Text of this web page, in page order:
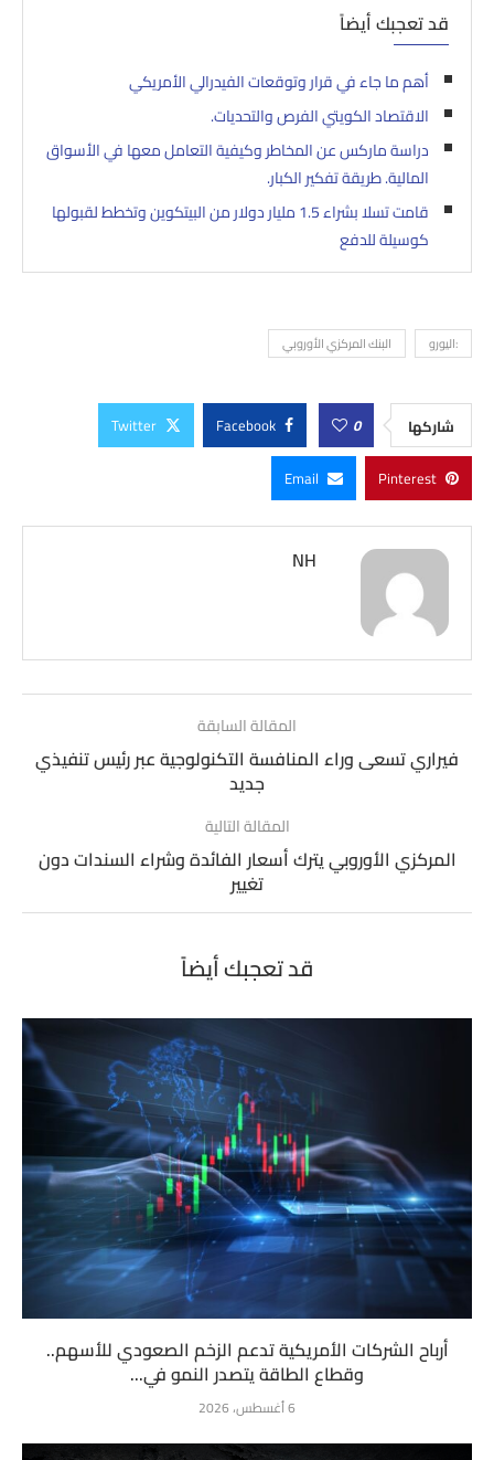
قد تعجبك أيضاً
أهم ما جاء في قرار وتوقعات الفيدرالي الأمريكي
الاقتصاد الكويتي الفرص والتحديات.
دراسة ماركس عن المخاطر وكيفية التعامل معها في الأسواق
المالية. طريقة تفكير الكبار.
قامت تسلا بشراء 1.5 مليار دولار من البيتكوين وتخطط لقبولها
كوسيلة للدفع
:اليورو البنك المركزي الأوروبي
شاركها 0
Facebook
Twitter
Pinterest
Email
NH
المقالة السابقة
فيراري تسعى وراء المنافسة التكنولوجية عبر رئيس تنفيذي
جديد
المقالة التالية
المركزي الأوروبي يترك أسعار الفائدة وشراء السندات دون
تغيير
قد تعجبك أيضاً
أرباح الشركات الأمريكية تدعم الزخم الصعودي للأسهم..
وقطاع الطاقة يتصدر النمو في...
6 أغسطس، 2026